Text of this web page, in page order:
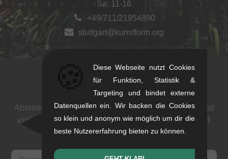
Sa: 11-16
+49/711/21954890
stuttgart@kunstform.org
Newsletter
Abonniere unseren Newsletter: Events, BMX News und
exklusive Deals. Als Dank bekommst du einen5 EUR
Gutschein.
Diese Webseite nutzt Cookies
für Funktion, Statistik &
Targeting und bindet externe
Datenquellen ein. Wir backen die Cookies
so klein und anonym wie möglich um dir die
beste Nutzererfahrung bieten zu können.